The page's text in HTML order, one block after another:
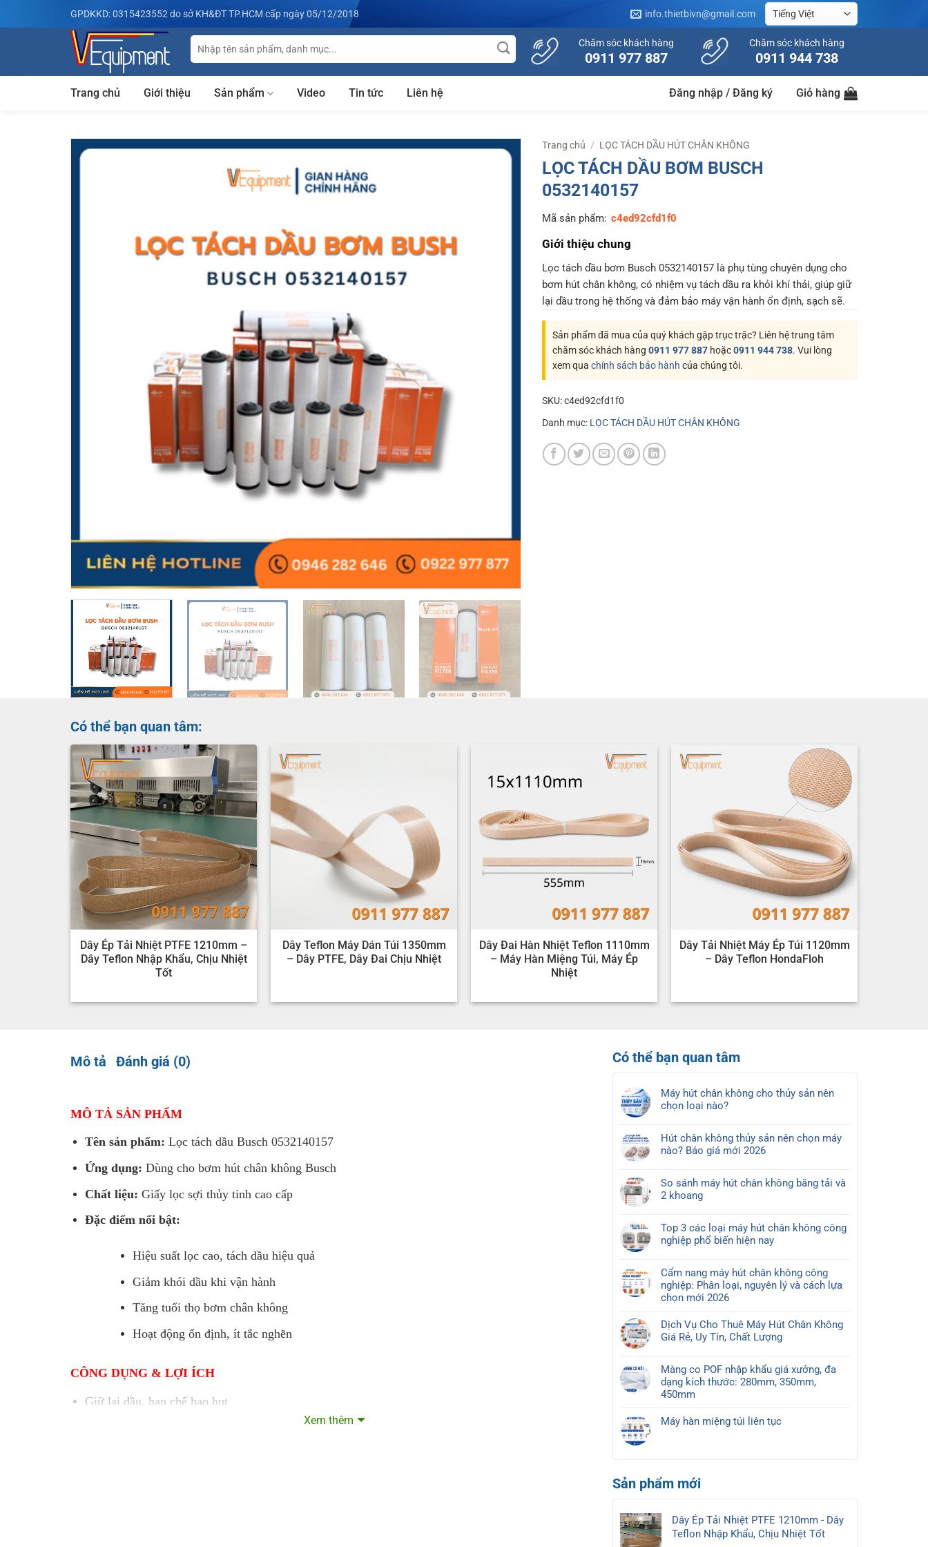
qua
GPDKKD: 0315423552 do sở KH&ĐT TP.HCM cấp ngày 05/12/2018 info.thietbivn@gmail.com
Tìm
kiếm:
Chăm sóc khách hàng
0911 977 887
Chăm sóc khách hàng
0911 944 738
Trang chủ Giới thiệu Sản phẩm Video Tin tức Liên hệ Đăng nhập / Đăng ký Giỏ hàng
Trang chủ / LỌC TÁCH DẦU HÚT CHÂN KHÔNG
LỌC TÁCH DẦU BƠM BUSCH
0532140157
Mã sản phẩm: c4ed92cfd1f0
Giới thiệu chung
Lọc tách dầu bơm Busch 0532140157 là phụ tùng chuyên dụng cho
bơm hút chân không, có nhiệm vụ tách dầu ra khỏi khí thải, giúp giữ
lại dầu trong hệ thống và đảm bảo máy vận hành ổn định, sạch sẽ.
Sản phẩm đã mua của quý khách gặp trục trặc? Liên hệ trung tâm
chăm sóc khách hàng 0911 977 887hoặc0911 944 738. Vui lòng
xem qua chính sách bảo hành của chúng tôi.
SKU:c4ed92cfd1f0
Danh mục: LỌC TÁCH DẦU HÚT CHÂN KHÔNG
Có thể bạn quan tâm:
Dây Ép Tải Nhiệt PTFE 1210mm –
Dây Teflon Nhập Khẩu, Chịu Nhiệt
Tốt
Dây Teflon Máy Dán Túi 1350mm
– Dây PTFE, Dây Đai Chịu Nhiệt
Dây Đai Hàn Nhiệt Teflon 1110mm
– Máy Hàn Miệng Túi, Máy Ép
Nhiệt
Dây Tải Nhiệt Máy Ép Túi 1120mm
– Dây Teflon HondaFloh
Mô tả Đánh giá (0)
MÔ TẢ SẢN PHẨM
Tên sản phẩm: Lọc tách dầu Busch 0532140157
Ứng dụng: Dùng cho bơm hút chân không Busch
Chất liệu: Giấy lọc sợi thủy tinh cao cấp
Đặc điểm nổi bật:
Hiệu suất lọc cao, tách dầu hiệu quả
Giảm khói dầu khi vận hành
Tăng tuổi thọ bơm chân không
Hoạt động ổn định, ít tắc nghẽn
CÔNG DỤNG & LỢI ÍCH
Giữ lại dầu, hạn chế hao hụt
Xem thêm
Có thể bạn quan tâm
Máy hút chân không cho thủy sản nên
chọn loại nào?
bình
luận
Máy
hút
cho
thủy
nên
chọn
loại
nào?
Hút chân không thủy sản nên chọn máy
nào? Báo giá mới 2026
bình
luận
Hút
chân
không
sản
nên
chọn
nào?
Báo
2026
So sánh máy hút chân không băng tải và
2 khoang
bình
luận
So
sánh
máy
hút
chân
không
băng
và
2
khoang
Top 3 các loại máy hút chân không công
nghiệp phổ biến hiện nay
bình
luận
ở
3
các
máy
hút
chân
không
nghiệp
nay
Cẩm nang máy hút chân không công
nghiệp: Phân loại, nguyên lý và cách lựa
chọn mới 2026
có
bình
Cẩm
nang
máy
chân
loại,
và
cách
Dịch Vụ Cho Thuê Máy Hút Chân Không
Giá Rẻ, Uy Tín, Chất Lượng
bình
luận
ở
Vụ
Chân
Rẻ,
Uy
Màng co POF nhập khẩu giá xưởng, đa
dạng kích thước: 280mm, 350mm,
450mm
có
bình
co
POF
khẩu
giá
xưởng,
Máy hàn miệng túi liên tục
ở
miệng
túi
liên
Sản phẩm mới
Dây Ép Tải Nhiệt PTFE 1210mm - Dây
Teflon Nhập Khẩu, Chịu Nhiệt Tốt